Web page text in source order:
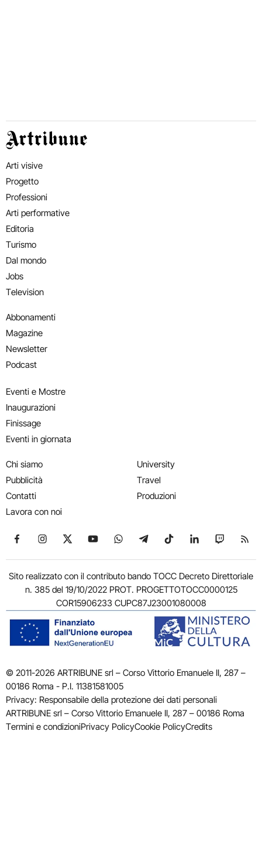
Artribune
Arti visive
Progetto
Professioni
Arti performative
Editoria
Turismo
Dal mondo
Jobs
Television
Abbonamenti
Magazine
Newsletter
Podcast
Eventi e Mostre
Inaugurazioni
Finissage
Eventi in giornata
Chi siamo
Pubblicità
Contatti
Lavora con noi
University
Travel
Produzioni
Seguici su Facebook
Seguici su Instagram
Seguici su X
Seguici su YouTube
Seguici su WhatsApp
Seguici su Telegram
Seguici su TikTok
Seguici su
Seguici
Sito realizzato con il contributo bando TOCC Decreto Direttoriale
n. 385 del 19/10/2022 PROT. PROGETTOTOCC0000125
COR15906233 CUPC87J23001080008
© 2011-2026 ARTRIBUNE srl – Corso Vittorio Emanuele II, 287 –
00186 Roma - P.I. 11381581005
Privacy: Responsabile della protezione dei dati personali
ARTRIBUNE srl – Corso Vittorio Emanuele II, 287 – 00186 Roma
Termini e condizioniPrivacy PolicyCookie PolicyCredits